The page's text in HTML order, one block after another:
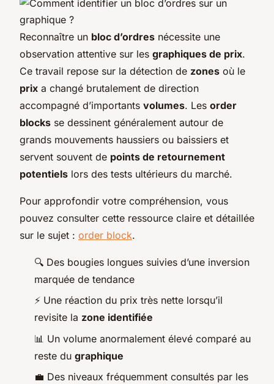
Reconnaître un bloc d’ordres nécessite une
observation attentive sur les graphiques de prix.
Ce travail repose sur la détection de zones où le
prix a changé brutalement de direction
accompagné d’importants volumes. Les order
blocks se dessinent généralement autour de
grands mouvements haussiers ou baissiers et
servent souvent de points de retournement
potentiels lors des tests ultérieurs du marché.
Pour approfondir votre compréhension, vous
pouvez consulter cette ressource claire et détaillée
sur le sujet : order block.
🔍 Des bougies longues suivies d’une inversion
marquée de tendance
⚡ Une réaction du prix très nette lorsqu’il
revisite la zone identifiée
📊 Un volume anormalement élevé comparé au
reste du graphique
💼 Des niveaux fréquemment consultés par les